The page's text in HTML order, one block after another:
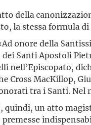
della
la stessa formula
onore della
dei Santi Apostoli
nell’Episcopato,
Cross MacKillop,
tra i Santi. Nel
quindi, un atto